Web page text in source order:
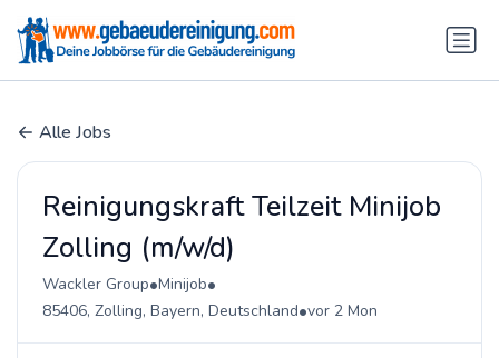
Alle Jobs
Reinigungskraft Teilzeit Minijob
Zolling (m/w/d)
Wackler Group•Minijob•
85406, Zolling, Bayern, Deutschland•vor 2 Mon